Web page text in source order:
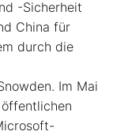
-Sicherheit
China für
durch die
Im Mai